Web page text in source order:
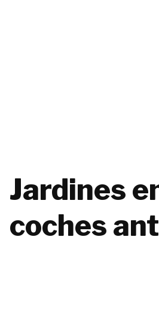
Jardines
coches